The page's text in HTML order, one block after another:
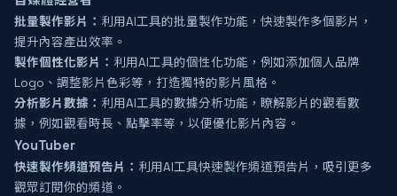
批量製作影片： 利用AI工具的批量製作功能，快速製作多個影片，
提升內容產出效率。
製作個性化影片： 利用AI工具的個性化功能，例如添加個人品牌
Logo、調整影片色彩等，打造獨特的影片風格。
分析影片數據： 利用AI工具的數據分析功能，瞭解影片的觀看數
據，例如觀看時長、點擊率等，以便優化影片內容。
YouTuber
快速製作頻道預告片： 利用AI工具快速製作頻道預告片，吸引更多
觀眾訂閱你的頻道。